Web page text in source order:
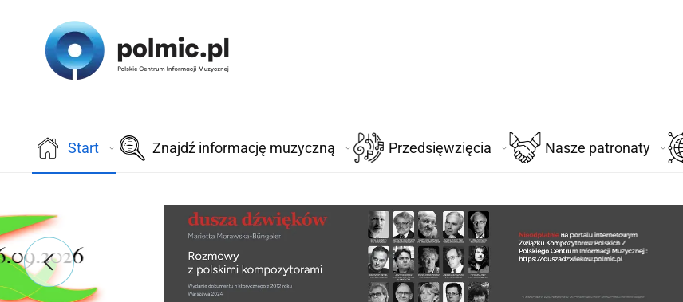
Start Znajdź informację muzyczną Przedsięwzięcia Nasze patronaty